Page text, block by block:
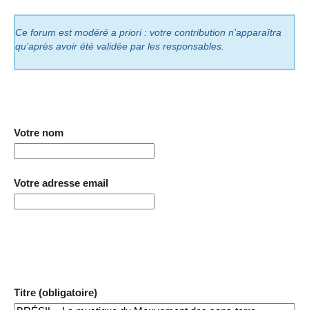
Ce forum est modéré a priori : votre contribution n’apparaîtra
qu’après avoir été validée par les responsables.
Votre nom
Votre adresse email
Titre (obligatoire)